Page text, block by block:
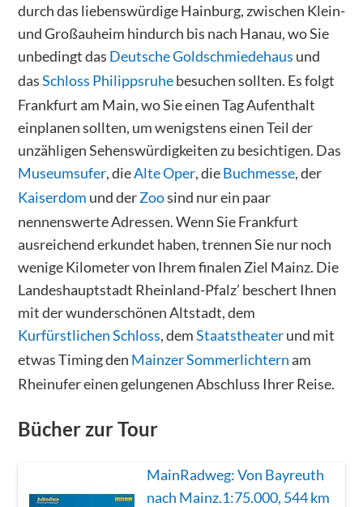
durch das liebenswürdige Hainburg, zwischen Klein-
und Großauheim hindurch bis nach Hanau, wo Sie
unbedingt das Deutsche Goldschmiedehaus und
dasSchloss Philippsruhebesuchen sollten. Es folgt
Frankfurt am Main, wo Sie einen Tag Aufenthalt
einplanen sollten, um wenigstens einen Teil der
unzähligen Sehenswürdigkeiten zu besichtigen. Das
Museumsufer, dieAlte Oper, dieBuchmesse, der
Kaiserdom und derZoosind nur ein paar
nennenswerte Adressen. Wenn Sie Frankfurt
ausreichend erkundet haben, trennen Sie nur noch
wenige Kilometer von Ihrem finalen Ziel Mainz. Die
Landeshauptstadt Rheinland-Pfalz’ beschert Ihnen
mit der wunderschönen Altstadt, dem
Kurfürstlichen Schloss, demStaatstheaterund mit
etwas Timing den Mainzer Sommerlichternam
Rheinufer einen gelungenen Abschluss Ihrer Reise.
Bücher zur Tour
MainRadweg: Von Bayreuth
nach Mainz.1:75.000, 544 km